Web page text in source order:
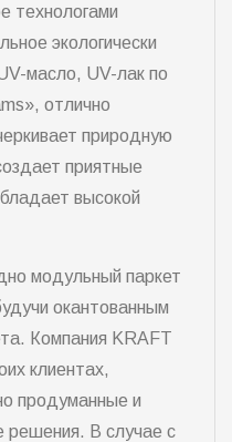
технологами
экологически
масло, UV-лак по
отлично
природную
приятные
высокой
модульный паркет
окантованным
Компания KRAFT
клиентах,
продуманные и
решения. В случае с